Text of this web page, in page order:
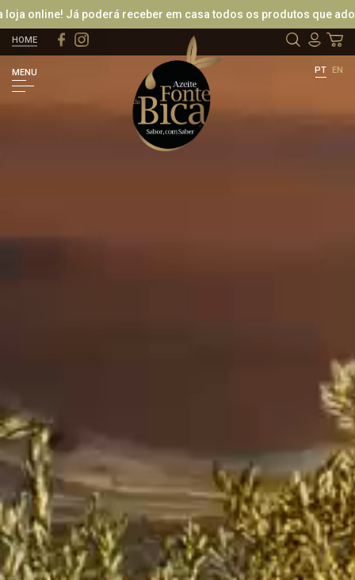
Já poderá receber em casa todos os produtos que adora,
HOME
LOGIN / REGISTAR
ENTRAR COM O FACEBOOK
MENU PT EN